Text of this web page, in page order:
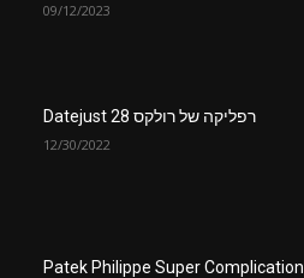
09/12/2023
רפליקה של רולקס Datejust 28
12/30/2022
העתק Patek Philippe Super Complication